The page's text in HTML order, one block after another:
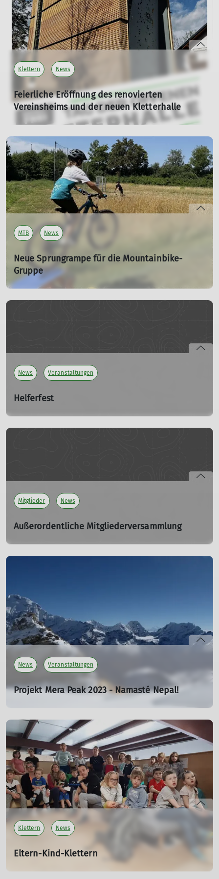
Vereinskletterzentrum Moosburg / Drei-Tannen-Halle"
eröffnen.
mehr erfahren
Klettern News
Feierliche Eröffnung des renovierten
Vereinsheims und der neuen Kletterhalle
Am Samstag, 29. November 2025, ab 13:00 Uhr: Tag der
26.11.2025
Der Deutsche Alpenverein Sektion Moosburg lädt Sie
herzlich ein, mit uns einen besonderen Moment zu
feiern: die Einweihung unseres frisch renovierten
Vereinsheims und der neuen Boulder- und Kletterhalle.
"Neugierig? Ab jetzt alle Infos unter:
https://kletterzentrum-moosburg.de/kletterzentrum/
MTB News
Neue Sprungrampe für die Mountainbike-
Gruppe
Ein herzliches Dankeschön an die Firma Max Braun KG
angeschafft werden. Die neue Rampe wurde uns kürzlich
übergeben – und natürlich sofort ausgiebig getestet.
mehr erfahren
News Veranstaltungen
Helferfest
Sa. 22.11.2025
Auch wenn auf der Jahreshauptversammlung schon
Mitglieder News
Außerordentliche Mitgliederversammlung
zum Bau einer Boulder und Kletterhalle
Die Erhebung einer Sonderumlage in Höhe des 1fachen
Jahresbeitrages
Voraussichtliche Abbuchung je 50% im Mai und
September 2025
Erhebung einer Sonderumlage in 1facher Höhe für
Neumitglieder ab dem 01.01.2025 bis zum 31.12.2027
News Veranstaltungen
Projekt Mera Peak 2023 - Namasté Nepal!
Der Mera Peak gilt als der höchste Trekkinggipfel in
Nepal. Ramona Muhr berichtet.
mehr erfahren
Klettern News
Eltern-Kind-Klettern